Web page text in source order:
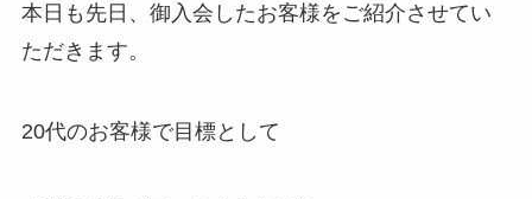
本日も先日、御入会したお客様をご紹介させてい
ただきます。
20代のお客様で目標として